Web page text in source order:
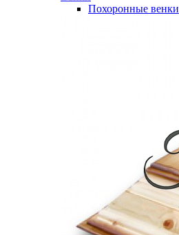
Похоронные венки